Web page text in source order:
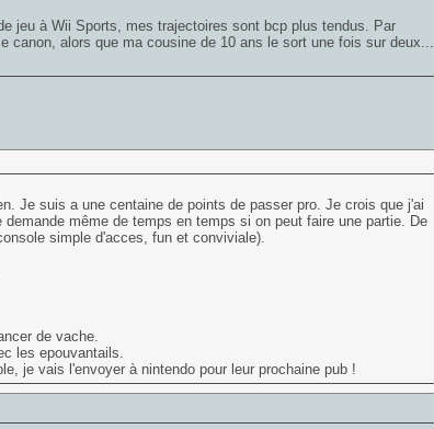
jeu à Wii Sports, mes trajectoires sont bcp plus tendus. Par
canon, alors que ma cousine de 10 ans le sort une fois sur deux...
Je suis a une centaine de points de passer pro. Je crois que j'ai
même de temps en temps si on peut faire une partie. De
simple d'acces, fun et conviviale).
de vache.
les epouvantails.
je vais l'envoyer à nintendo pour leur prochaine pub !